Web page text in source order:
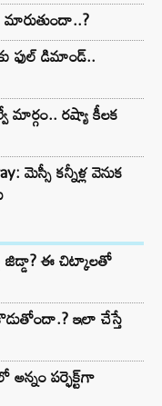
ఫుల్ డిమాండ్..
మార్గం.. రష్యా కీలక
మెస్సీ కన్నీళ్ల వెనుక
జిడ్డా? ఈ చిట్కాలతో
ఇలా చేస్తే
అన్నం పర్ఫెక్ట్‌గా